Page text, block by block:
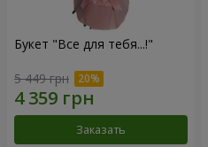
Букет "Все для тебя...!"
5 449 грн
Заказать